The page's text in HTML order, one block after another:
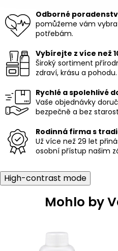
r
v
ý
i
s
Odborné
pomůžeme vám
potřebám.
Vybírejte z více než
Široký sortiment
zdraví, krásu a pohodu.
Rychlé a spolehlivé
Vaše objednávky
bezpečně a bez
Rodinná firma s
Už více než 29 let
osobní přístup našim
High-contrast mode
Mohlo by